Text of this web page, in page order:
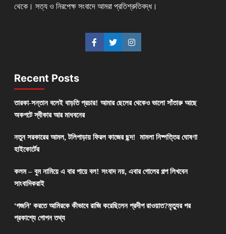
থেকে। সত্য ও নিরপেক্ষ সংবাদে আমরা প্রতিশ্রুতিবদ্ধ।
Recent Posts
তারকা-সন্তান বলেই বাড়তি প্রচার! আমার ছেলের থেকেও ভালো সাঁতারু আছে
অকপটে স্বীকার আর মাধবনের
নতুন সরকারের আমল, টলিপাড়ায় ফিরল কাজের ছন্দ! মামলা নিষ্পত্তির ঘোষণা
হাইকোর্টের
কলম – বুম নামিয়ে এ বার পায়ে বল! সংবাদ নয়, এবার গোলের গল্প লিখবেন
সাংবাদিকরাই
‘গজনি’ করতে আমিরকে কীভাবে রাজি করেছিলেন প্রদীপ রাওয়াত?মৃত্যুর পর
প্রকাশ্যে গোপন তথ্য